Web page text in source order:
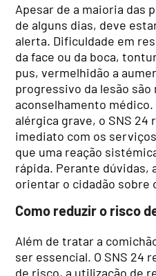
Apesar de a maioria das
de alguns dias, deve
alerta. Dificuldade em
da face ou da boca,
pus, vermelhidão a
progressivo da lesão
aconselhamento médico.
alérgica grave, o SNS 24
imediato com os
que uma reação
rápida. Perante dúvidas,
orientar o cidadão sobre
Como reduzir o risco
Além de tratar a
ser essencial. O SNS 24
de risco, a utilização de